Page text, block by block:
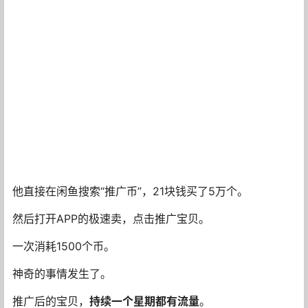
其实闲鱼这个平台，没有失败，只有放弃
。
不出单就下架重新上。
文案不行就改，我现在都是先用AI写，然后复制到豆包去
除AI味。
豆包改出来的文案，读起来特别顺。